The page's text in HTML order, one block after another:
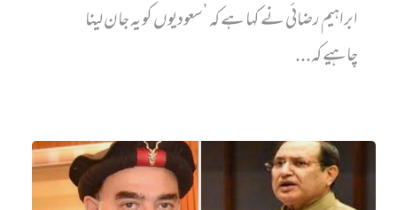
ابراہیم رضائی نے کہا ہے کہ ’سعودیوں کو یہ جان لینا
چاہیے کہ...